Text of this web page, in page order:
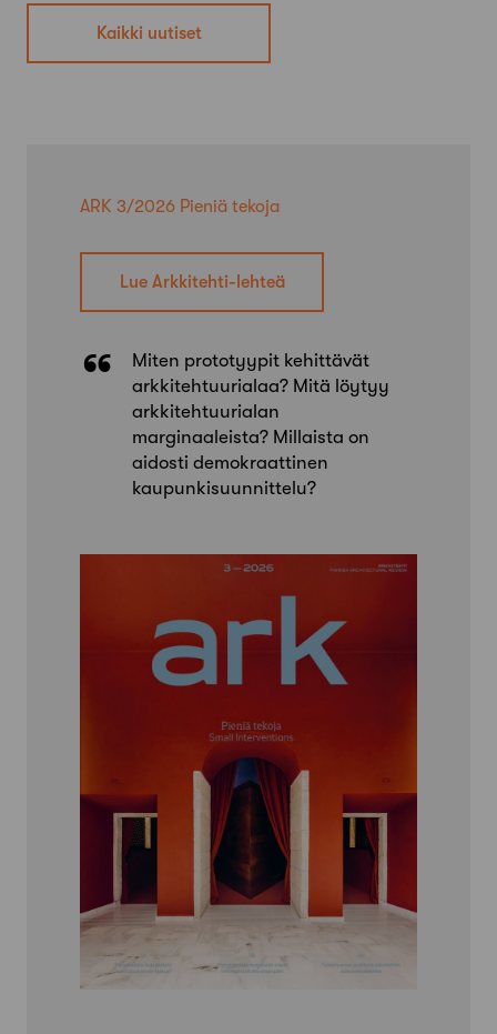
Kaikki uutiset
ARK 3/2026 Pieniä tekoja
Lue Arkkitehti-lehteä
Miten prototyypit kehittävät
arkkitehtuurialaa? Mitä löytyy
arkkitehtuurialan
marginaaleista? Millaista on
aidosti demokraattinen
kaupunkisuunnittelu?